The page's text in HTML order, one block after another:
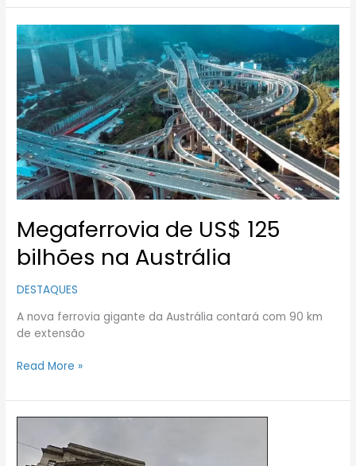
Megaferrovia de US$ 125
bilhões na Austrália
DESTAQUES
A nova ferrovia gigante da Austrália contará com 90 km
de extensão
Megaferrovia
de
US$
125
bilhões
na
Austrália
Read More »
entrega